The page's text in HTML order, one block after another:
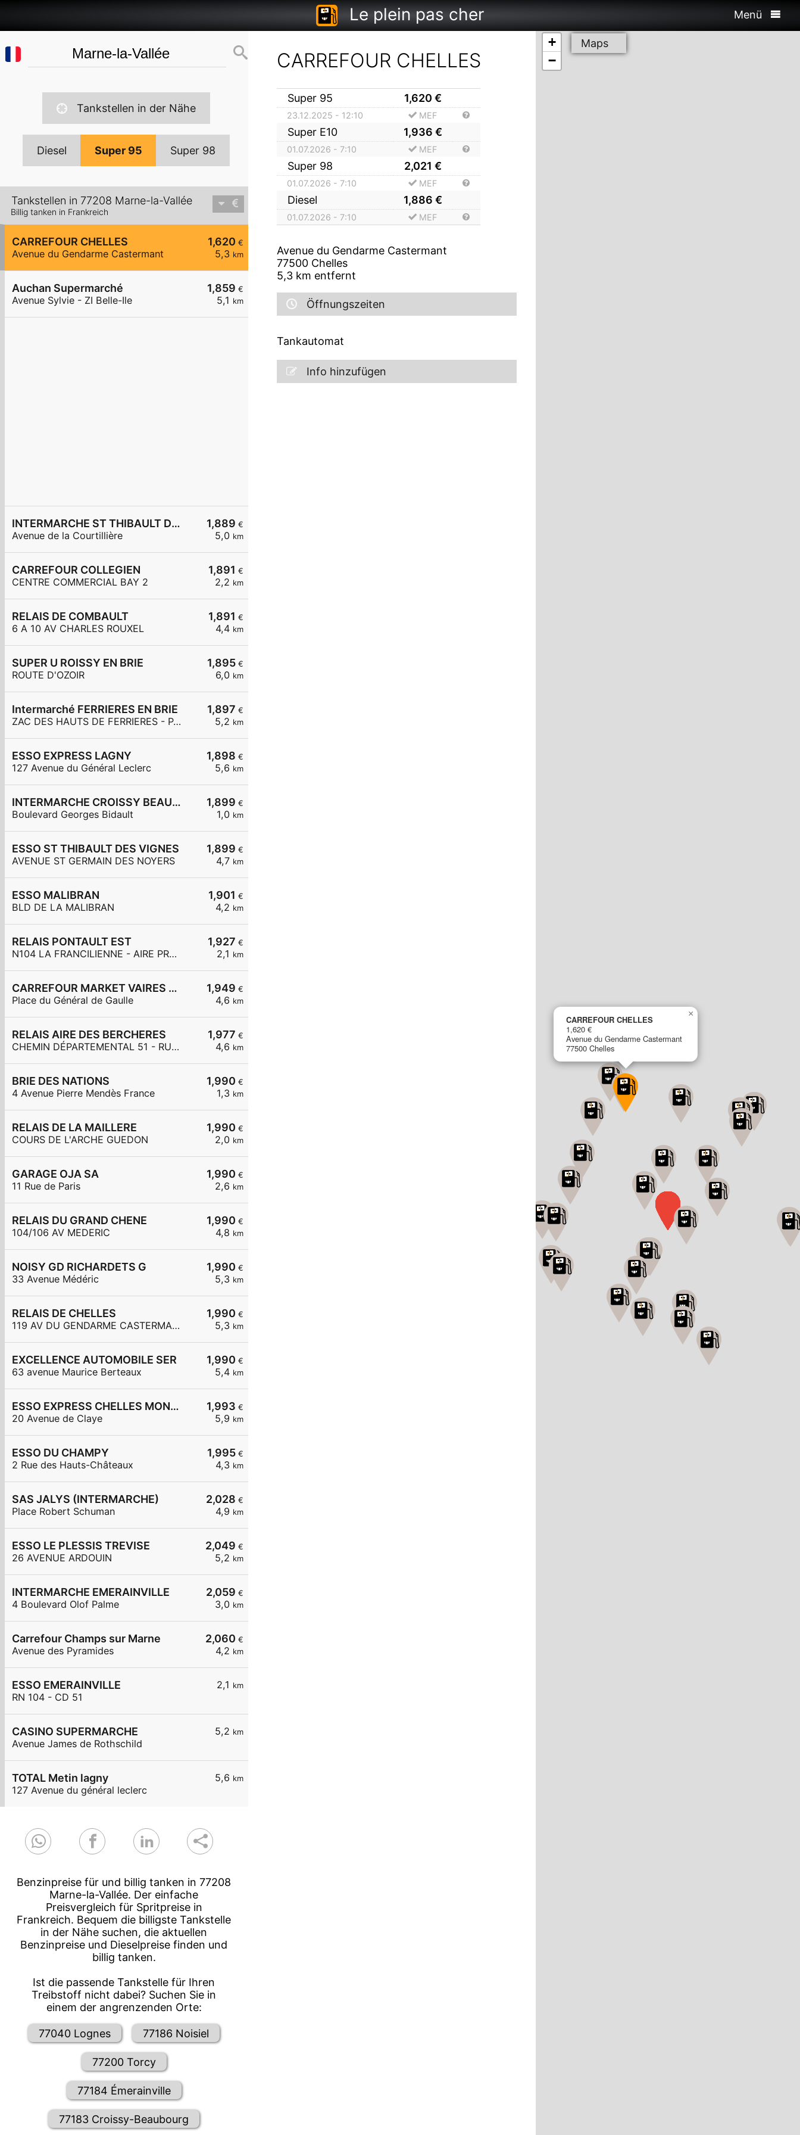
Le plein pas cher Menü
Tankstellen in der Nähe
Diesel Super 95 Super 98
Tankstellen in 77208 Marne-la-Vallée
Billig tanken in Frankreich
1,620 €
5,3 km
CARREFOUR CHELLES
Avenue du Gendarme Castermant
1,859 €
5,1 km
Auchan Supermarché
Avenue Sylvie - ZI Belle-Ile
1,889 €
5,0 km
INTERMARCHE ST THIBAULT DES VIGNES
Avenue de la Courtillière
1,891 €
2,2 km
CARREFOUR COLLEGIEN
CENTRE COMMERCIAL BAY 2
1,891 €
4,4 km
RELAIS DE COMBAULT
6 A 10 AV CHARLES ROUXEL
1,895 €
6,0 km
SUPER U ROISSY EN BRIE
ROUTE D'OZOIR
1,897 €
5,2 km
Intermarché FERRIERES EN BRIE
ZAC DES HAUTS DE FERRIERES - PARC DES MERLETTES
1,898 €
5,6 km
ESSO EXPRESS LAGNY
127 Avenue du Général Leclerc
1,899 €
1,0 km
INTERMARCHE CROISSY BEAUBOURG
Boulevard Georges Bidault
1,899 €
4,7 km
ESSO ST THIBAULT DES VIGNES
AVENUE ST GERMAIN DES NOYERS
1,901 €
4,2 km
ESSO MALIBRAN
BLD DE LA MALIBRAN
1,927 €
2,1 km
RELAIS PONTAULT EST
N104 LA FRANCILIENNE - AIRE PRE DE L'AULNES ET DE LA GDE MAR
1,949 €
4,6 km
CARREFOUR MARKET VAIRES SUR MARNE
Place du Général de Gaulle
1,977 €
4,6 km
RELAIS AIRE DES BERCHERES
CHEMIN DÉPARTEMENTAL 51 - RUE DES BERCHÈRES
1,990 €
1,3 km
BRIE DES NATIONS
4 Avenue Pierre Mendès France
1,990 €
2,0 km
RELAIS DE LA MAILLERE
COURS DE L'ARCHE GUEDON
1,990 €
2,6 km
GARAGE OJA SA
11 Rue de Paris
1,990 €
4,8 km
RELAIS DU GRAND CHENE
104/106 AV MEDERIC
1,990 €
5,3 km
NOISY GD RICHARDETS G
33 Avenue Médéric
1,990 €
5,3 km
RELAIS DE CHELLES
119 AV DU GENDARME CASTERMANT
1,990 €
5,4 km
EXCELLENCE AUTOMOBILE SER
63 avenue Maurice Berteaux
1,993 €
5,9 km
ESSO EXPRESS CHELLES MONT CHALAS
20 Avenue de Claye
1,995 €
4,3 km
ESSO DU CHAMPY
2 Rue des Hauts-Châteaux
2,028 €
4,9 km
SAS JALYS (INTERMARCHE)
Place Robert Schuman
2,049 €
5,2 km
ESSO LE PLESSIS TREVISE
26 AVENUE ARDOUIN
2,059 €
3,0 km
INTERMARCHE EMERAINVILLE
4 Boulevard Olof Palme
2,060 €
4,2 km
Carrefour Champs sur Marne
Avenue des Pyramides
2,1 km
ESSO EMERAINVILLE
RN 104 - CD 51
5,2 km
CASINO SUPERMARCHE
Avenue James de Rothschild
5,6 km
TOTAL Metin lagny
127 Avenue du général leclerc
Benzinpreise für und billig tanken in 77208
Marne-la-Vallée. Der einfache
Preisvergleich für Spritpreise in
Frankreich. Bequem die billigste Tankstelle
in der Nähe suchen, die aktuellen
Benzinpreise und Dieselpreise finden und
billig tanken.
Ist die passende Tankstelle für Ihren
Treibstoff nicht dabei? Suchen Sie in
einem der angrenzenden Orte:
77040 Lognes 77186 Noisiel
77200 Torcy
77184 Émerainville
77183 Croissy-Beaubourg
CARREFOUR CHELLES
Super 95 1,620 €
23.12.2025 - 12:10 MEF
Super E10 1,936 €
01.07.2026 - 7:10 MEF
Super 98 2,021 €
01.07.2026 - 7:10 MEF
Diesel 1,886 €
01.07.2026 - 7:10 MEF
Avenue du Gendarme Castermant
77500 Chelles
5,3km entfernt
Öffnungszeiten
Tankautomat
Info hinzufügen
CARREFOUR CHELLES
1,620 €
Avenue du Gendarme Castermant
77500 Chelles
×
+
−
Maps